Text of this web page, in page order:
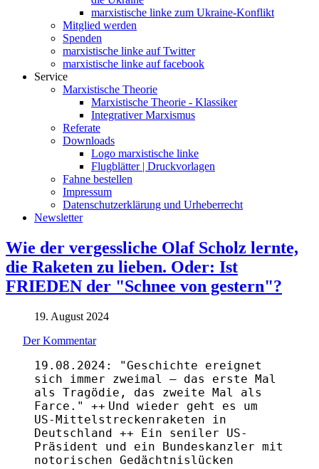
marxistische linke zum Ukraine-Konflikt
Mitglied werden
Spenden
marxistische linke auf Twitter
marxistische linke auf facebook
Service
Marxistische Theorie
Marxistische Theorie - Klassiker
Integrativer Marxismus
Referate
Downloads
Logo marxistische linke
Flugblätter | Druckvorlagen
Fahne bestellen
Impressum
Datenschutzerklärung und Urheberrecht
Newsletter
Wie der vergessliche Olaf Scholz lernte,
die Raketen zu lieben. Oder: Ist
FRIEDEN der "Schnee von gestern"?
19. August 2024
Der Kommentar
19.08.2024: "Geschichte ereignet
sich immer zweimal – das erste Mal
als Tragödie, das zweite Mal als
Farce." ++ Und wieder geht es um
US-Mittelstreckenraketen in
Deutschland ++ Ein seniler US-
Präsident und ein Bundeskanzler mit
notorischen Gedächtnislücken